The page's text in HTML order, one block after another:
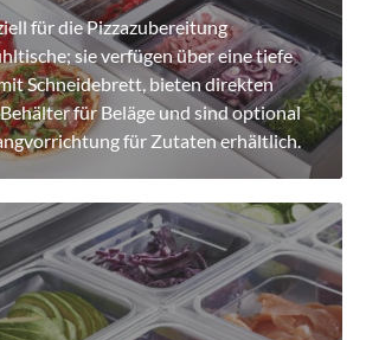
für die Pizzazubereitung
sie verfügen über eine tiefe
Schneidebrett, bieten direkten
für Beläge und sind optional
für Zutaten erhältlich.